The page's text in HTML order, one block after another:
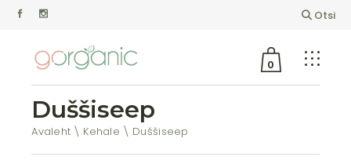
Otsi
0
Duššiseep
Avaleht Kehale Duššiseep